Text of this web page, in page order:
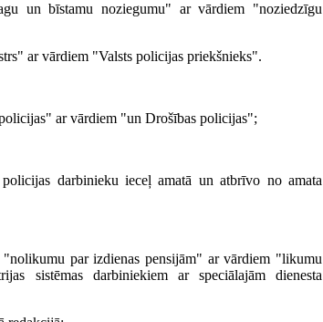
un bīstamu noziegumu" ar vārdiem "noziedzīgu
ar vārdiem "Valsts policijas priekšnieks".
ar vārdiem "un Drošības policijas";
darbinieku ieceļ amatā un atbrīvo no amata
par izdienas pensijām" ar vārdiem "likumu
sistēmas darbiniekiem ar speciālajām dienesta